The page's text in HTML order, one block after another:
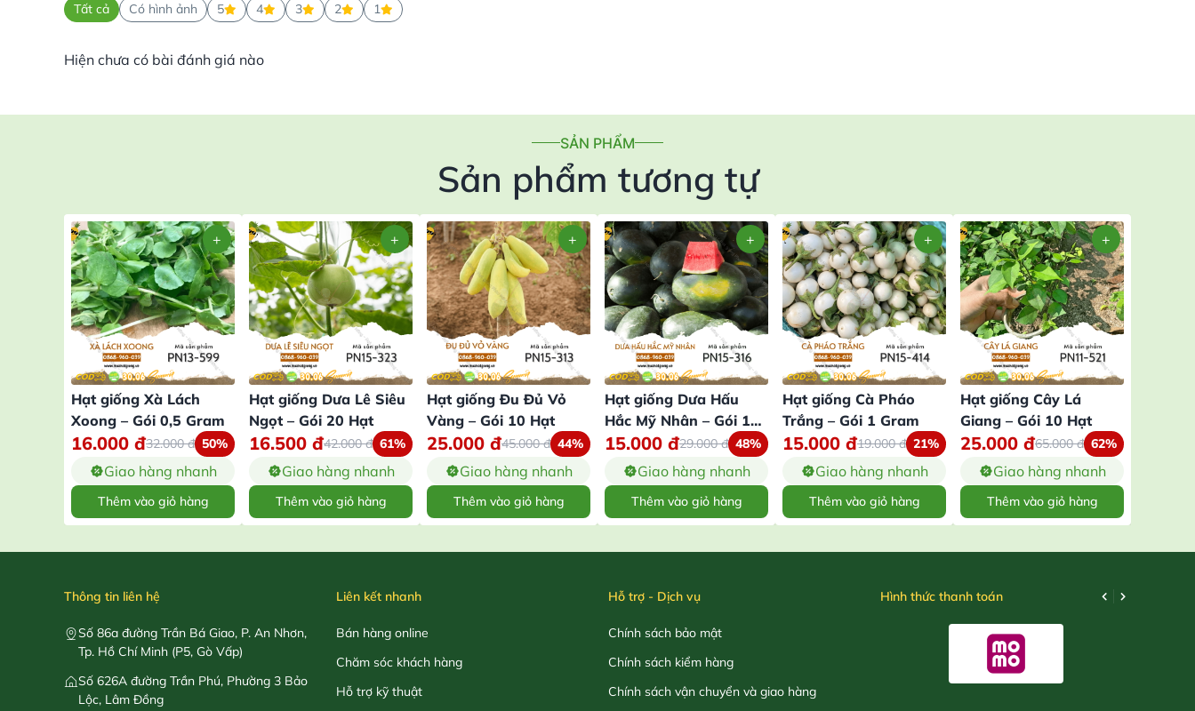
Tất cả Có hình ảnh 5 4 3 2 1
Hiện chưa có bài đánh giá nào
SẢN PHẨM
Sản phẩm tương tự
Hạt giống Xà Lách
Xoong – Gói 0,5 Gram
16.000 đ32.000đ 50%
Giao hàng nhanh
Thêm vào giỏ hàng
Hạt giống Dưa Lê Siêu
Ngọt – Gói 20 Hạt
16.500 đ42.000đ 61%
Giao hàng nhanh
Thêm vào giỏ hàng
Hạt giống Đu Đủ Vỏ
Vàng – Gói 10 Hạt
25.000 đ45.000đ 44%
Giao hàng nhanh
Thêm vào giỏ hàng
Hạt giống Dưa Hấu
Hắc Mỹ Nhân – Gói 10
Hạt
15.000 đ29.000đ 48%
Giao hàng nhanh
Thêm vào giỏ hàng
Hạt giống Cà Pháo
Trắng – Gói 1 Gram
15.000 đ19.000đ 21%
Giao hàng nhanh
Thêm vào giỏ hàng
Hạt giống Cây Lá
Giang – Gói 10 Hạt
25.000 đ65.000đ 62%
Giao hàng nhanh
Thêm vào giỏ hàng
Thông tin liên hệ
Số 86a đường Trần Bá Giao, P. An Nhơn,
Tp. Hồ Chí Minh (P5, Gò Vấp)
Số 626A đường Trần Phú, Phường 3 Bảo
Lộc, Lâm Đồng
Liên kết nhanh
Bán hàng online
Chăm sóc khách hàng
Hỗ trợ kỹ thuật
Hỗ trợ - Dịch vụ
Chính sách bảo mật
Chính sách kiểm hàng
Chính sách vận chuyển và giao hàng
Hình thức thanh toán